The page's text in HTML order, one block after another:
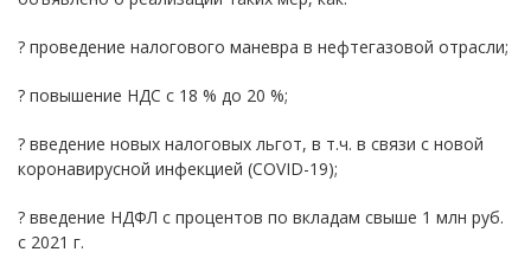
? проведение налогового маневра в нефтегазовой отрасли;
? повышение НДС с 18 % до 20 %;
? введение новых налоговых льгот, в т.ч. в связи с новой
коронавирусной инфекцией (COVID-19);
? введение НДФЛ с процентов по вкладам свыше 1 млн руб.
с 2021 г.